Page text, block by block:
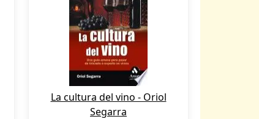
La cultura del vino - Oriol
Segarra